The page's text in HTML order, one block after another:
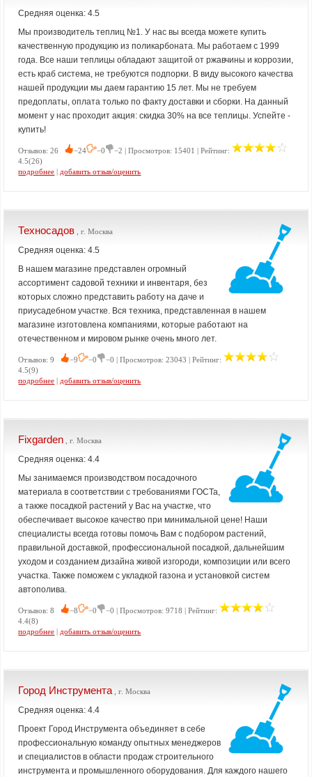
Средняя оценка: 4.5
Мы производитель теплиц №1. У нас вы всегда можете купить
качественную продукцию из поликарбоната. Мы работаем с 1999
года. Все наши теплицы обладают защитой от ржавчины и коррозии,
есть краб система, не требуются подпорки. В виду высокого качества
нашей продукции мы даем гарантию 15 лет. Мы не требуем
предоплаты, оплата только по факту доставки и сборки. На данный
момент у нас проходит акция: скидка 30% на все теплицы. Успейте -
купить!
Отзывов: 26 −24 −0
−2 | Просмотров: 15401 | Рейтинг:
4.5(26)
подробнее | добавить отзыв/оценить
Техносадов , г. Москва
Средняя оценка: 4.5
В нашем магазине представлен огромный
ассортимент садовой техники и инвентаря, без
которых сложно представить работу на даче и
приусадебном участке. Вся техника, представленная в нашем
магазине изготовлена компаниями, которые работают на
отечественном и мировом рынке очень много лет.
Отзывов: 9 −9 −0
−0 | Просмотров: 23043 | Рейтинг:
4.5(9)
подробнее | добавить отзыв/оценить
Fixgarden , г. Москва
Средняя оценка: 4.4
Мы занимаемся производством посадочного
материала в соответствии с требованиями ГОСТа,
а также посадкой растений у Вас на участке, что
обеспечивает высокое качество при минимальной цене! Наши
специалисты всегда готовы помочь Вам с подбором растений,
правильной доставкой, профессиональной посадкой, дальнейшим
уходом и созданием дизайна живой изгороди, композиции или всего
участка. Также поможем с укладкой газона и установкой систем
автополива.
Отзывов: 8 −8 −0
−0 | Просмотров: 9718 | Рейтинг:
4.4(8)
подробнее | добавить отзыв/оценить
Город Инструмента , г. Москва
Средняя оценка: 4.4
Проект Город Инструмента объединяет в себе
профессиональную команду опытных менеджеров
и специалистов в области продаж строительного
инструмента и промышленного оборудования. Для каждого нашего